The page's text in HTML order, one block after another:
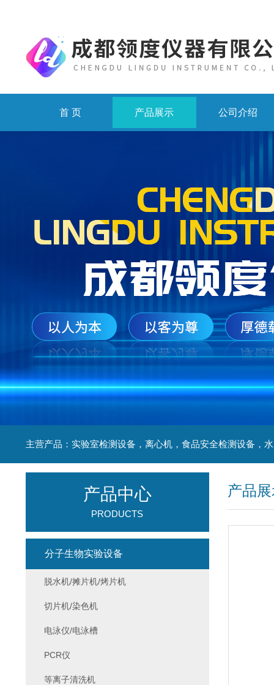
首 页 产品展示 公司介绍
产品
产品中心
PRODUCTS
分子生物实验设备
脱水机/摊片机/烤片机
切片机/染色机
电泳仪/电泳槽
PCR仪
等离子清洗机